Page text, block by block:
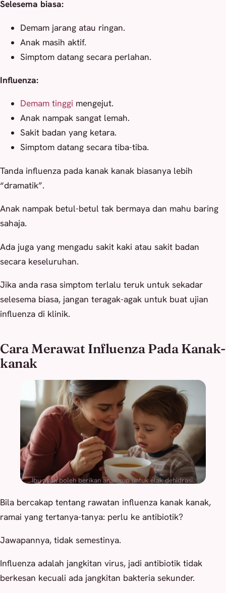
Selesema biasa:
Demam jarang atau ringan.
Anak masih aktif.
Simptom datang secara perlahan.
Influenza:
Demam tinggi mengejut.
Anak nampak sangat lemah.
Sakit badan yang ketara.
Simptom datang secara tiba-tiba.
Tanda influenza pada kanak kanak biasanya lebih
“dramatik”.
Anak nampak betul-betul tak bermaya dan mahu baring
sahaja.
Ada juga yang mengadu sakit kaki atau sakit badan
secara keseluruhan.
Jika anda rasa simptom terlalu teruk untuk sekadar
selesema biasa, jangan teragak-agak untuk buat ujian
influenza di klinik.
Cara Merawat Influenza Pada Kanak-
kanak
Ibu ayah boleh berikan anak sup untuk elak dehidrasi.
Bila bercakap tentang rawatan influenza kanak kanak,
ramai yang tertanya-tanya: perlu ke antibiotik?
Jawapannya, tidak semestinya.
Influenza adalah jangkitan virus, jadi antibiotik tidak
berkesan kecuali ada jangkitan bakteria sekunder.